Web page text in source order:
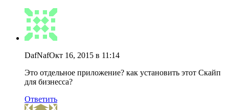
DafNafОкт 16, 2015 в 11:14
Это отдельное приложение? как установить этот Скайп
для бизнесса?
Ответить